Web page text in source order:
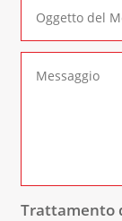
Trattamento